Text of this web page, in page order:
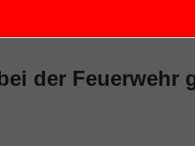
der Feuerwehr